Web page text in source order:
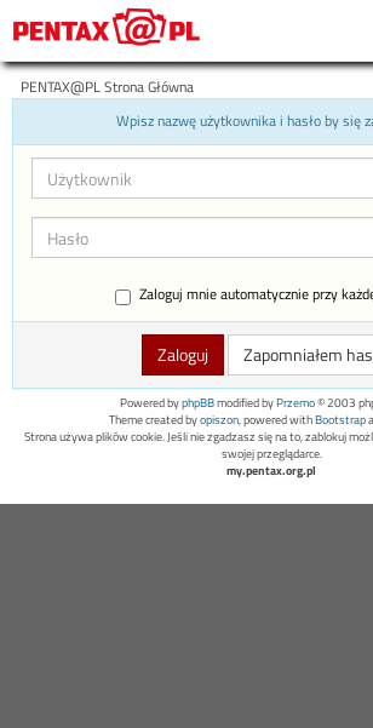
PENTAX@PL Strona Główna
Wpisz nazwę użytkownika i hasło by się
Zaloguj mnie automatycznie przy
Zapomniałem
Powered byphpBBmodified byPrzemo© 2003
Theme created byopiszon, powered withBootstrap
Strona używa plików cookie. Jeśli nie zgadzasz się na to, zablokuj
swojej przeglądarce.
my.pentax.org.pl